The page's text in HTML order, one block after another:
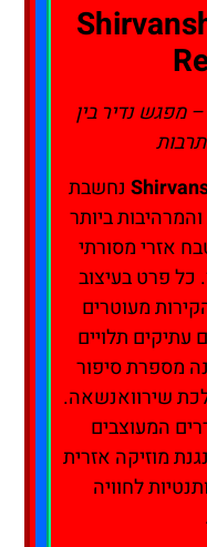
🍽️
מפגש נדיר בין
נחשבת
ביותר
אזרי מסורתי
כל פרט בעיצוב
מעוטרים
עתיקים תלויים
מספרת סיפור
שירוואנשאה.
המעוצבים
מוזיקה אזרית
לחוויה